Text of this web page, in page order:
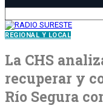
REGIONAL Y LOCAL
La CHS
recuperar y
Río Segura